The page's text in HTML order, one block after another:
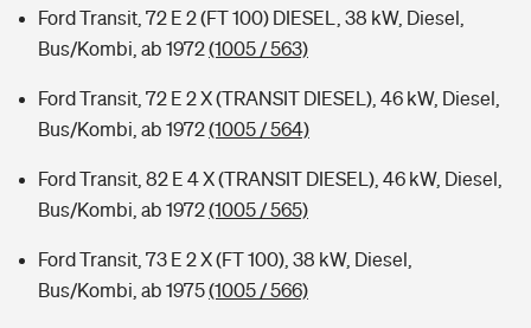
Ford Transit, 72 E 2 (FT 100) DIESEL, 38 kW, Diesel,
Bus/Kombi, ab 1972(1005 / 563)
Ford Transit, 72 E 2 X (TRANSIT DIESEL), 46 kW, Diesel,
Bus/Kombi, ab 1972(1005 / 564)
Ford Transit, 82 E 4 X (TRANSIT DIESEL), 46 kW, Diesel,
Bus/Kombi, ab 1972(1005 / 565)
Ford Transit, 73 E 2 X (FT 100), 38 kW, Diesel,
Bus/Kombi, ab 1975(1005 / 566)